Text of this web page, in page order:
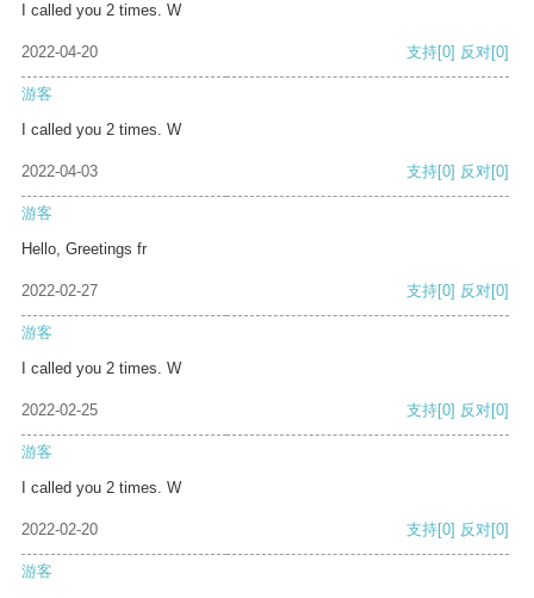
I called you 2 times. W
2022-04-20 支持[0] 反对[0]
游客
I called you 2 times. W
2022-04-03 支持[0] 反对[0]
游客
Hello, Greetings fr
2022-02-27 支持[0] 反对[0]
游客
I called you 2 times. W
2022-02-25 支持[0] 反对[0]
游客
I called you 2 times. W
2022-02-20 支持[0] 反对[0]
游客